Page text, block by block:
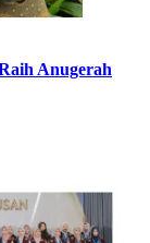
Anugerah